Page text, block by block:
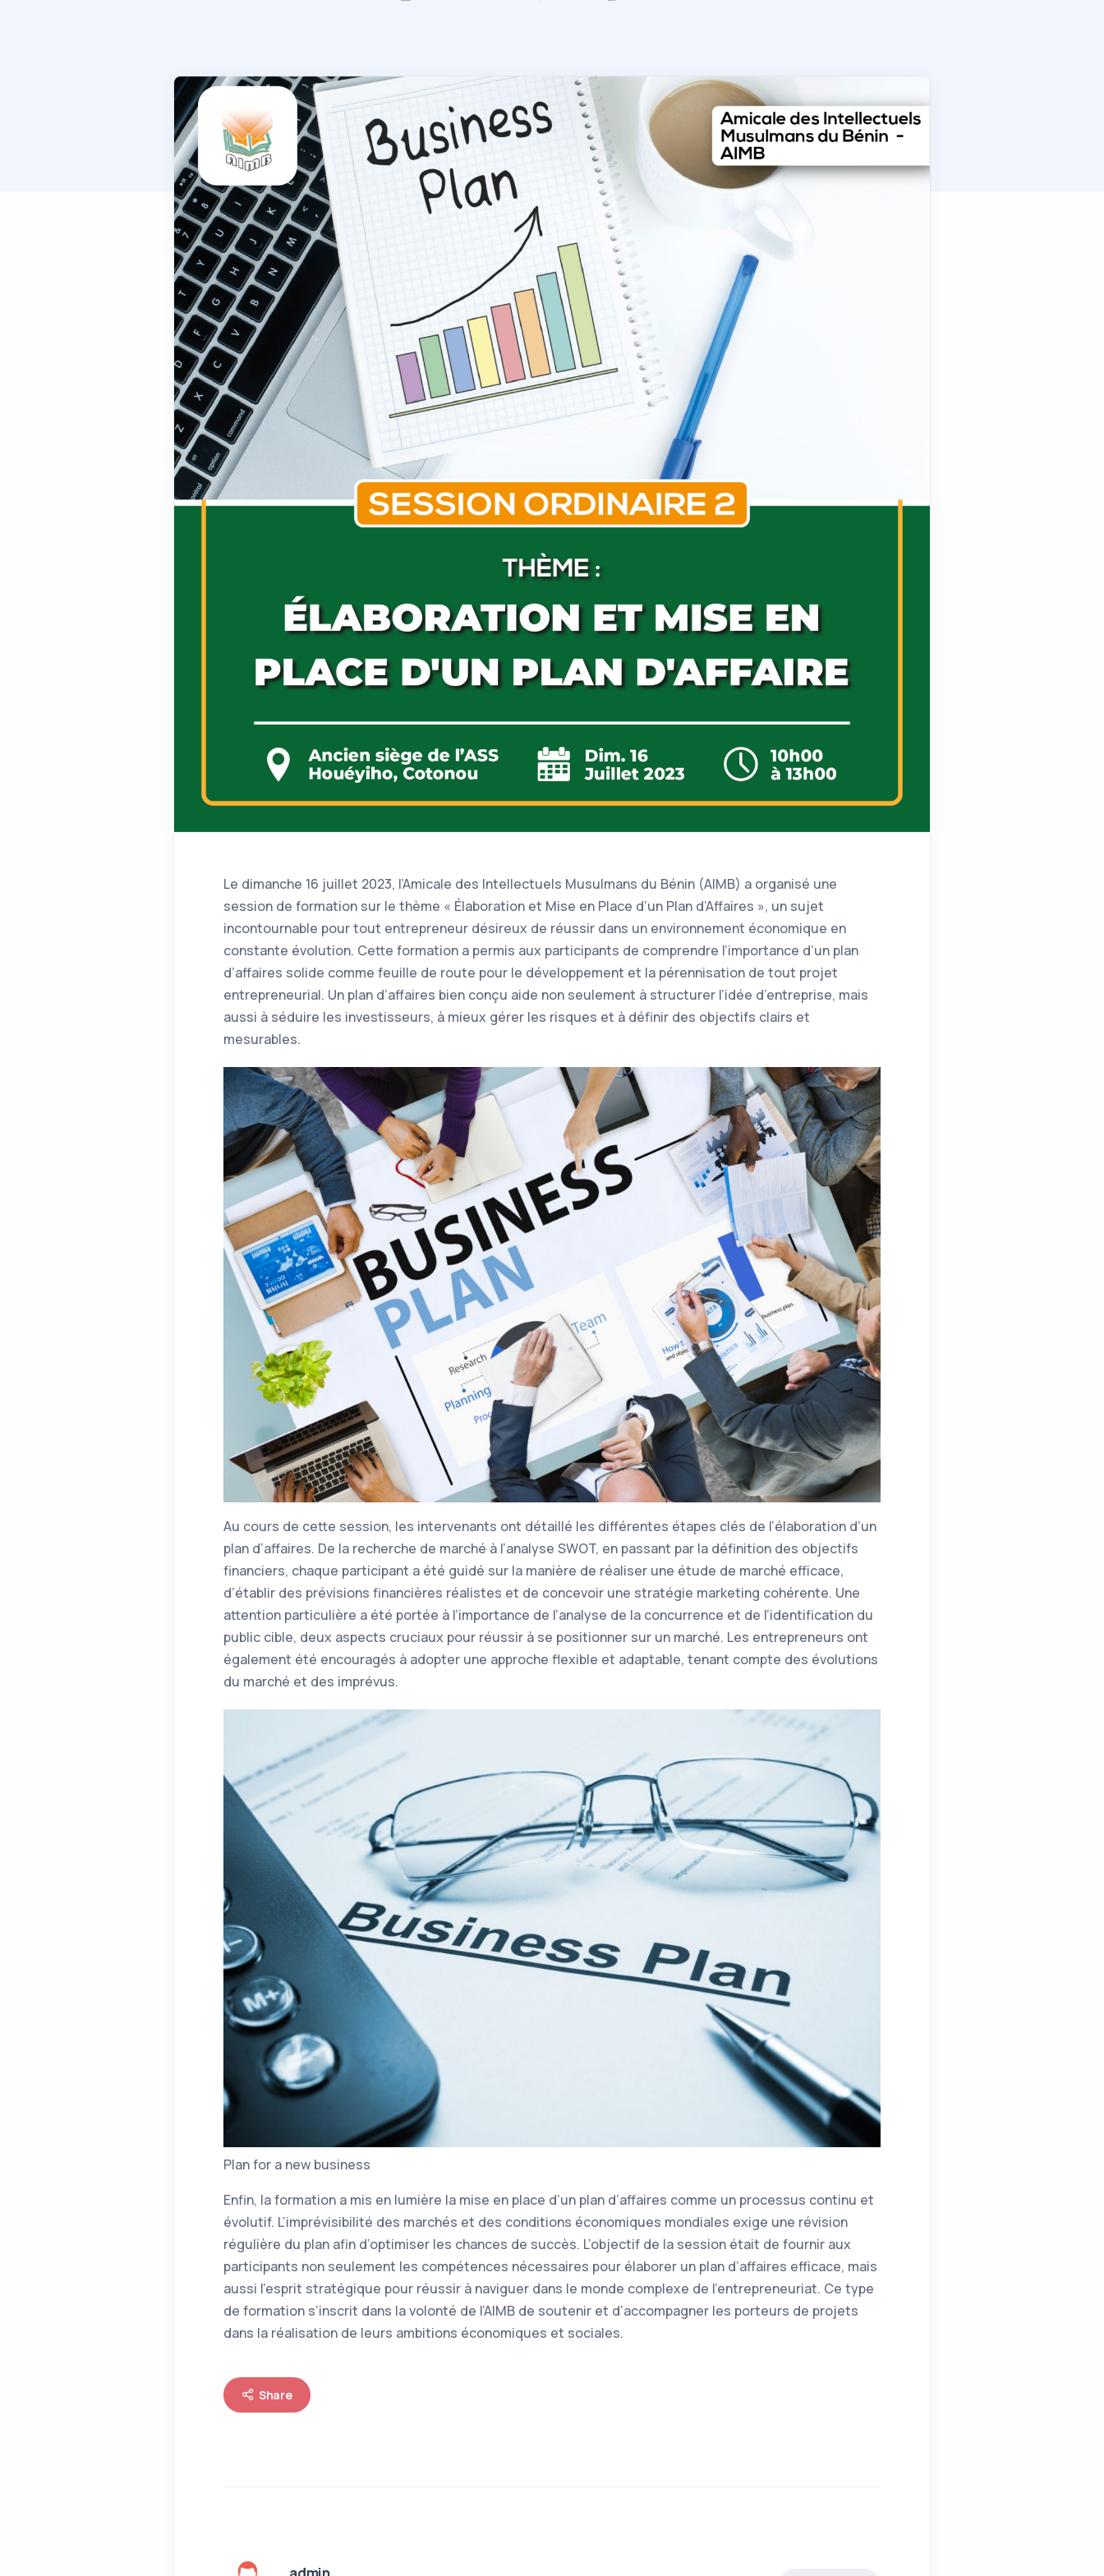
Le dimanche 16 juillet 2023, l’Amicale des Intellectuels Musulmans du Bénin (AIMB) a organisé une
session de formation sur le thème « Élaboration et Mise en Place d’un Plan d’Affaires », un sujet
incontournable pour tout entrepreneur désireux de réussir dans un environnement économique en
constante évolution. Cette formation a permis aux participants de comprendre l’importance d’un plan
d’affaires solide comme feuille de route pour le développement et la pérennisation de tout projet
entrepreneurial. Un plan d’affaires bien conçu aide non seulement à structurer l’idée d’entreprise, mais
aussi à séduire les investisseurs, à mieux gérer les risques et à définir des objectifs clairs et
mesurables.
Au cours de cette session, les intervenants ont détaillé les différentes étapes clés de l’élaboration d’un
plan d’affaires. De la recherche de marché à l’analyse SWOT, en passant par la définition des objectifs
financiers, chaque participant a été guidé sur la manière de réaliser une étude de marché efficace,
d’établir des prévisions financières réalistes et de concevoir une stratégie marketing cohérente. Une
attention particulière a été portée à l’importance de l’analyse de la concurrence et de l’identification du
public cible, deux aspects cruciaux pour réussir à se positionner sur un marché. Les entrepreneurs ont
également été encouragés à adopter une approche flexible et adaptable, tenant compte des évolutions
du marché et des imprévus.
Plan for a new business
Enfin, la formation a mis en lumière la mise en place d’un plan d’affaires comme un processus continu et
évolutif. L’imprévisibilité des marchés et des conditions économiques mondiales exige une révision
régulière du plan afin d’optimiser les chances de succès. L’objectif de la session était de fournir aux
participants non seulement les compétences nécessaires pour élaborer un plan d’affaires efficace, mais
aussi l’esprit stratégique pour réussir à naviguer dans le monde complexe de l’entrepreneuriat. Ce type
de formation s’inscrit dans la volonté de l’AIMB de soutenir et d’accompagner les porteurs de projets
dans la réalisation de leurs ambitions économiques et sociales.
Share